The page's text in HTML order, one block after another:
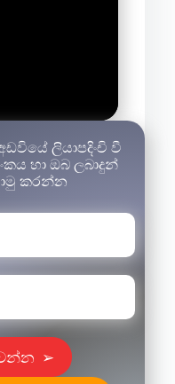
ලියාපදිංචි වී
හා ඔබ ලබාදුන්
කරන්න